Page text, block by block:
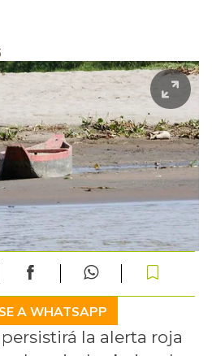
A WHATSAPP
la alerta roja